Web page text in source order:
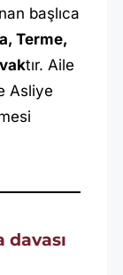
başlıca
Terme,
tır. Aile
Asliye
davası